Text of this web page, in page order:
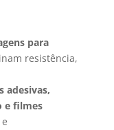
para
resistência,
adesivas,
e filmes